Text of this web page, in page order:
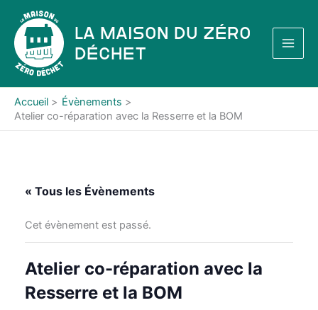
contenu
La Maison du Zéro
Déchet
Accueil
Évènements
Atelier co-réparation avec la Resserre et la BOM
« Tous les Évènements
Cet évènement est passé.
Atelier co-réparation avec la
Resserre et la BOM